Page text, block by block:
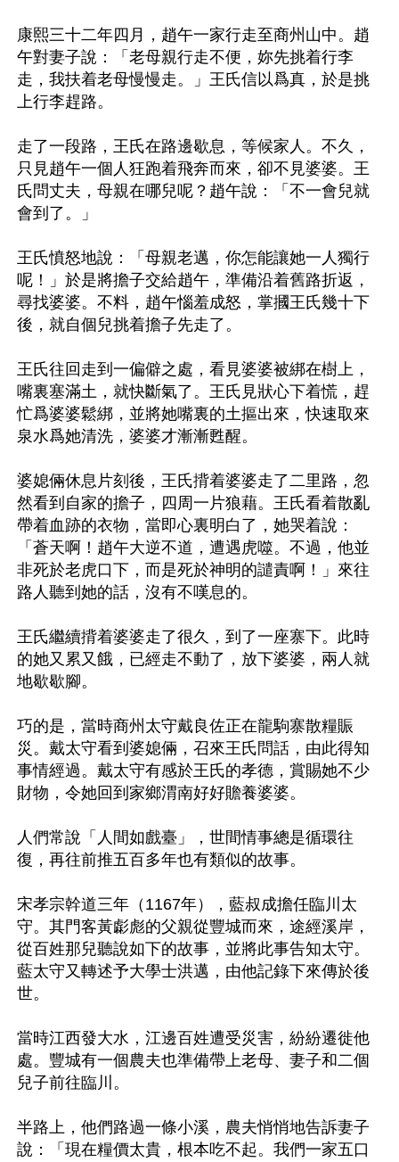
康熙三十二年四月，趙午一家行走至商州山中。趙
午對妻子說：「老母親行走不便，妳先挑着行李
走，我扶着老母慢慢走。」王氏信以爲真，於是挑
上行李趕路。
走了一段路，王氏在路邊歇息，等候家人。不久，
只見趙午一個人狂跑着飛奔而來，卻不見婆婆。王
氏問丈夫，母親在哪兒呢？趙午說：「不一會兒就
會到了。」
王氏憤怒地說：「母親老邁，你怎能讓她一人獨行
呢！」於是將擔子交給趙午，準備沿着舊路折返，
尋找婆婆。不料，趙午惱羞成怒，掌摑王氏幾十下
後，就自個兒挑着擔子先走了。
王氏往回走到一偏僻之處，看見婆婆被綁在樹上，
嘴裏塞滿土，就快斷氣了。王氏見狀心下着慌，趕
忙爲婆婆鬆綁，並將她嘴裏的土摳出來，快速取來
泉水爲她清洗，婆婆才漸漸甦醒。
婆媳倆休息片刻後，王氏揹着婆婆走了二里路，忽
然看到自家的擔子，四周一片狼藉。王氏看着散亂
帶着血跡的衣物，當即心裏明白了，她哭着說：
「蒼天啊！趙午大逆不道，遭遇虎噬。不過，他並
非死於老虎口下，而是死於神明的譴責啊！」來往
路人聽到她的話，沒有不嘆息的。
王氏繼續揹着婆婆走了很久，到了一座寨下。此時
的她又累又餓，已經走不動了，放下婆婆，兩人就
地歇歇腳。
巧的是，當時商州太守戴良佐正在龍駒寨散糧賑
災。戴太守看到婆媳倆，召來王氏問話，由此得知
事情經過。戴太守有感於王氏的孝德，賞賜她不少
財物，令她回到家鄉渭南好好贍養婆婆。
人們常說「人間如戲臺」，世間情事總是循環往
復，再往前推五百多年也有類似的故事。
宋孝宗幹道三年（1167年），藍叔成擔任臨川太
守。其門客黃虨彪的父親從豐城而來，途經溪岸，
從百姓那兒聽說如下的故事，並將此事告知太守。
藍太守又轉述予大學士洪邁，由他記錄下來傳於後
世。
當時江西發大水，江邊百姓遭受災害，紛紛遷徙他
處。豐城有一個農夫也準備帶上老母、妻子和二個
兒子前往臨川。
半路上，他們路過一條小溪，農夫悄悄地告訴妻子
說：「現在糧價太貴，根本吃不起。我們一家五口